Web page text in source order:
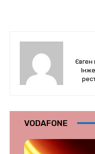
Євген
VODAFONE